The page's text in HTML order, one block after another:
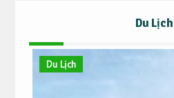
Du Lịch
Du Lịch